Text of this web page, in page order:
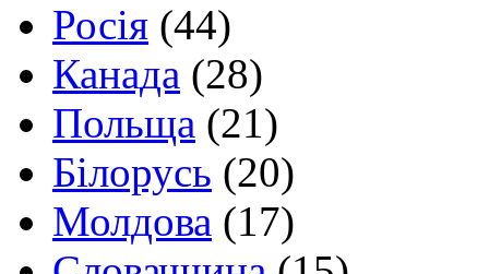
Росія (44)
Канада (28)
Польща (21)
Білорусь (20)
Молдова (17)